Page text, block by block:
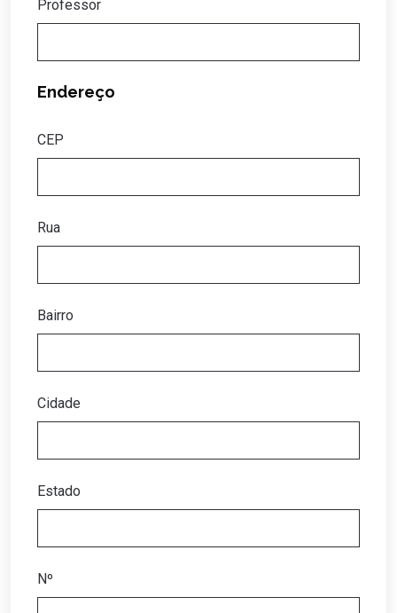
Professor
Endereço
CEP
Rua
Bairro
Cidade
Estado
Nº